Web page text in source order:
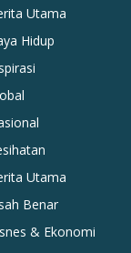
Utama
Hidup
Utama
Benar
& Ekonomi